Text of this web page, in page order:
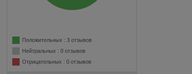
Положительных : 3 отзывов
Нейтральных : 0 отзывов
Отрицательных : 0 отзывов